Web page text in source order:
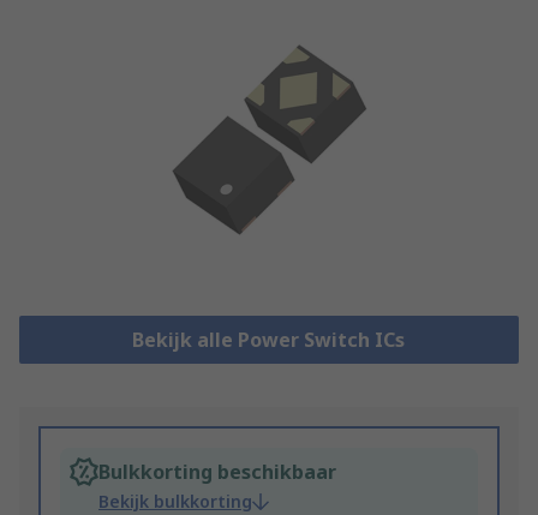
Bekijk alle Power Switch ICs
Bulkkorting beschikbaar
Bekijk bulkkorting